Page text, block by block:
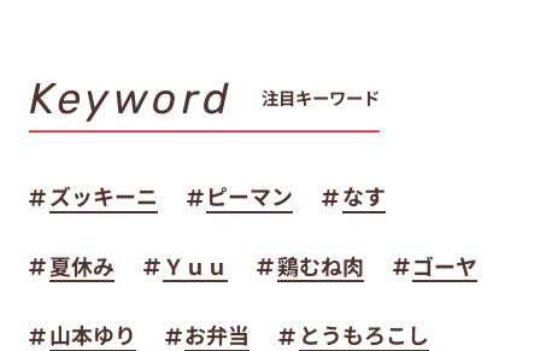
Keyword 注目キーワード
ズッキーニ ピーマン なす
夏休み Ｙｕｕ 鶏むね肉 ゴーヤ
山本ゆり お弁当 とうもろこし